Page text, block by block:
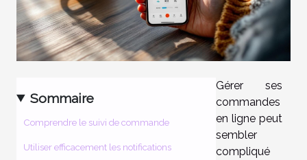
Sommaire
Comprendre le suivi de commande
Utiliser efficacement les notifications
Gérer ses
commandes
en ligne peut
sembler
compliqué